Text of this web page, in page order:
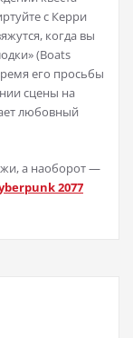
с Керри
когда вы
(Boats
его просьбы
сцены на
любовный
а наоборот —
2077